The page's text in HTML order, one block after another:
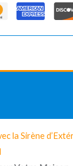
la Sirène